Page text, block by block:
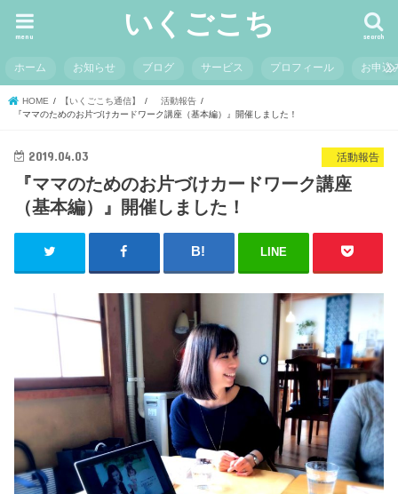
いくごこち search
menu
ホーム お知らせ ブログ サービス プロフィール お申込
HOME 【いくごこち通信】
活動報告
『ママのためのお片づけカードワーク講座（基本編）』開催しました！
活動報告
2019.04.03
『ママのためのお片づけカードワーク講座
（基本編）』開催しました！
LINE